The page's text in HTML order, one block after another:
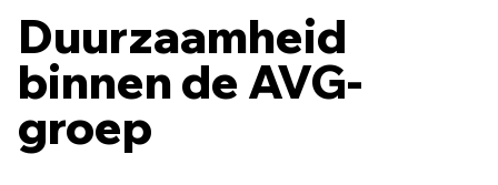
Duurzaamheid
binnen de AVG-
groep